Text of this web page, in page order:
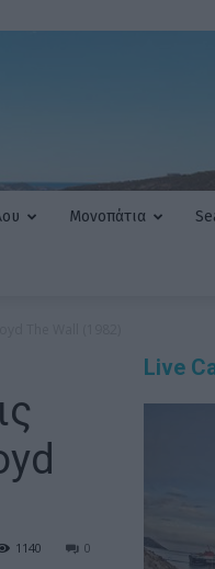
Μονοπάτια
0
1140
Live